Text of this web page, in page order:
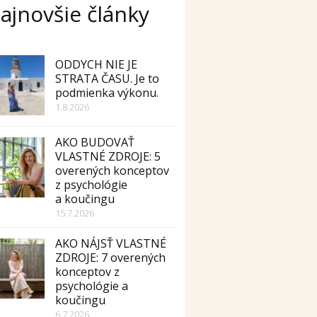
články
ODDYCH NIE JE
STRATA ČASU. Je to
podmienka výkonu.
1.8.2026
AKO BUDOVAŤ
VLASTNÉ ZDROJE: 5
overených konceptov
z psychológie
a koučingu
15.7.2026
AKO NÁJSŤ VLASTNÉ
ZDROJE: 7 overených
konceptov z
psychológie a
koučingu
6.7.2026